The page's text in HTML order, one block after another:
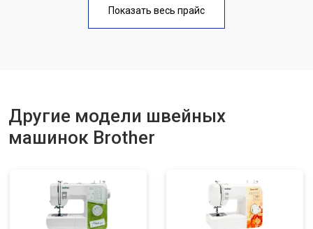
Показать весь прайс
Другие модели швейных
машинок Brother